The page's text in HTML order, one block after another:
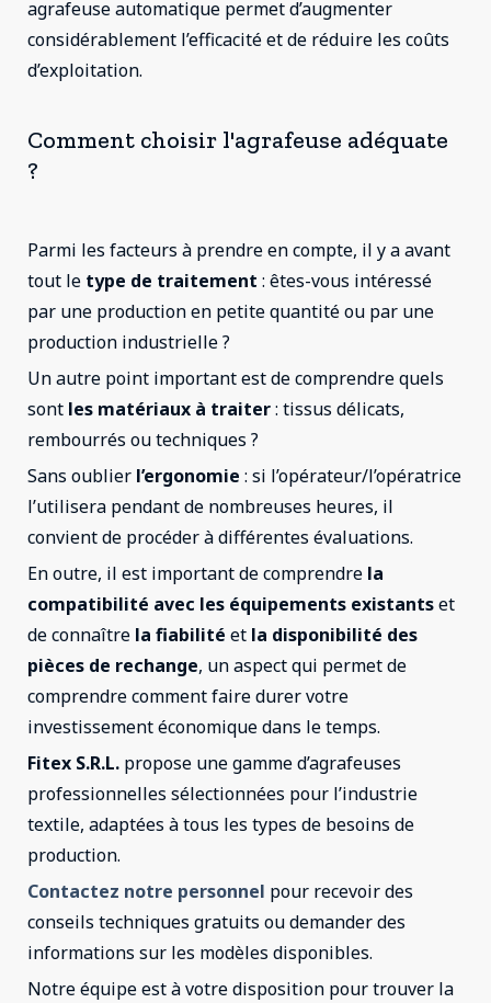
agrafeuse automatique permet d’augmenter
considérablement l’efficacité et de réduire les coûts
d’exploitation.
Comment choisir l'agrafeuse adéquate
?
Parmi les facteurs à prendre en compte, il y a avant
tout le type de traitement : êtes-vous intéressé
par une production en petite quantité ou par une
production industrielle ?
Un autre point important est de comprendre quels
sont les matériaux à traiter: tissus délicats,
rembourrés ou techniques ?
Sans oublier l’ergonomie : si l’opérateur/l’opératrice
l’utilisera pendant de nombreuses heures, il
convient de procéder à différentes évaluations.
En outre, il est important de comprendre la
compatibilité avec les équipements existantset
de connaître la fiabilité et la disponibilité des
pièces de rechange, un aspect qui permet de
comprendre comment faire durer votre
investissement économique dans le temps.
Fitex S.R.L. propose une gamme d’agrafeuses
professionnelles sélectionnées pour l’industrie
textile, adaptées à tous les types de besoins de
production.
Contactez notre personnel pour recevoir des
conseils techniques gratuits ou demander des
informations sur les modèles disponibles.
Notre équipe est à votre disposition pour trouver la